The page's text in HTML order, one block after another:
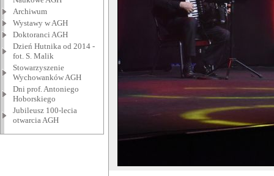
Archiwum
Wystawy w AGH
Doktoranci AGH
Dzień Hutnika od 2014 -
fot. S. Malik
Stowarzyszenie
Wychowanków AGH
Dni prof. Antoniego
Hoborskiego
Jubileusz 100-lecia
otwarcia AGH